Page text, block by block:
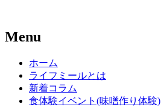
Menu
ホーム
ライフミールとは
新着コラム
食体験イベント(味噌作り体験)